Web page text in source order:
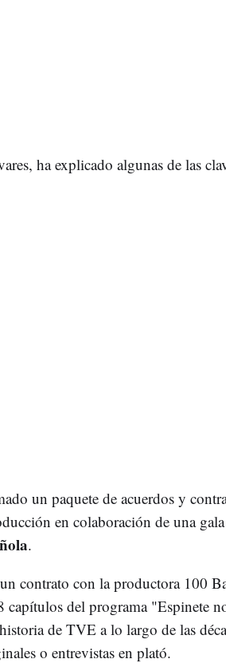
ha explicado algunas de las
un paquete de acuerdos y
en colaboración de una
.
contrato con la productora 100
del programa "Espinete
de TVE a lo largo de las
o entrevistas en plató.